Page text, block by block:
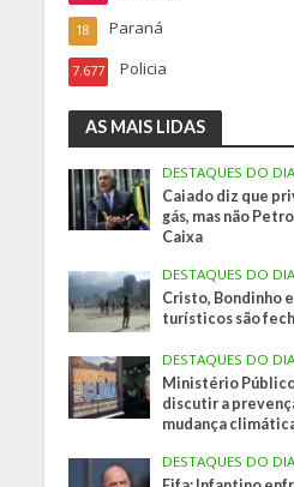
Paraná
18
Policia
7.677
AS MAIS LIDAS
DESTAQUES DO
Caiado diz que
gás, mas não
Caixa
DESTAQUES DO
Cristo, Bondinho
turísticos são
DESTAQUES DO
Ministério
discutir a
mudança
DESTAQUES DO